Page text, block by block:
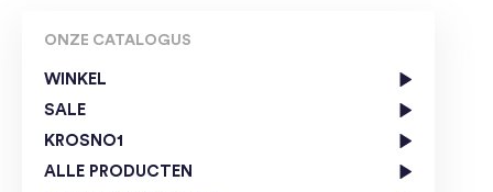
ONZE CATALOGUS
WINKEL
SALE
KROSNO1
ALLE PRODUCTEN